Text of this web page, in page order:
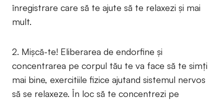
înregistrare care să te ajute să te relaxezi și mai
mult.
2. Mişcă-te! Eliberarea de endorfine şi
concentrarea pe corpul tău te va face să te simţi
mai bine, exercitiile fizice ajutand sistemul nervos
să se relaxeze. În loc să te concentrezi pe